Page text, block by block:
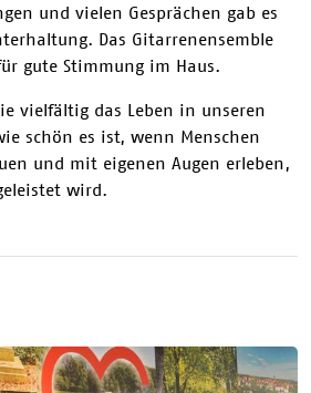
und vielen Gesprächen gab es
Das Gitarrenensemble
gute Stimmung im Haus.
vielfältig das Leben in unseren
schön es ist, wenn Menschen
und mit eigenen Augen erleben,
wird.